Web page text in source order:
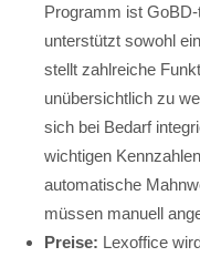
Programm ist
unterstützt sowohl
stellt zahlreiche
unübersichtlich zu
sich bei Bedarf
wichtigen
automatische
müssen manuell
Preise: Lexoffice